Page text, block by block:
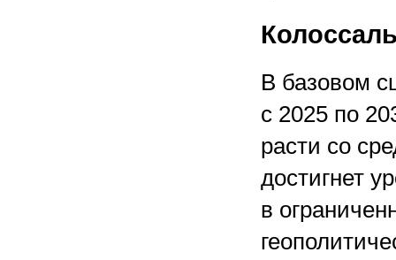
В базовом
с 2025 по
расти со
достигнет
в